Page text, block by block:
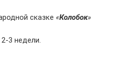
сказке «Колобок»
3 недели.